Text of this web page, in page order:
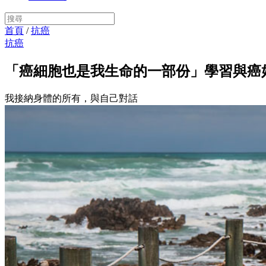
首頁 /抗癌
抗癌
「癌細胞也是我生命的一部份」學習與
我接納身體的所有，與自己對話